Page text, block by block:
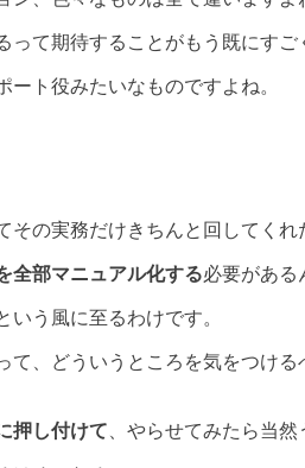
て期待することがもう既にすご
ト役みたいなものですよね。
その実務だけきちんと回してくれ
全部マニュアル化する必要がある
いう風に至るわけです。
、どういうところを気をつけ
押し付けて 、やらせてみたら当然